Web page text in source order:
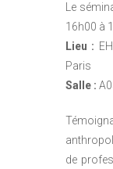
Le
16h00 à
Lieu :
Paris
Salle :
de